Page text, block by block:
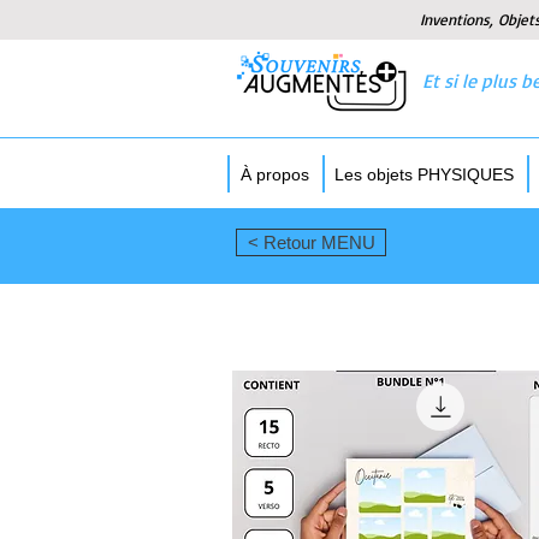
Inventions,
Et si le plus
À propos Les objets PHYSIQUES
< Retour MENU